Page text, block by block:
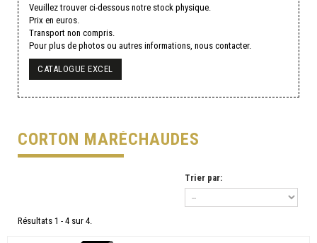
Veuillez trouver ci-dessous notre stock physique.
Prix en euros.
Transport non compris.
Pour plus de photos ou autres informations, nous contacter.
CATALOGUE EXCEL
CORTON MARÉCHAUDES
Trier par:
Résultats 1 - 4 sur 4.